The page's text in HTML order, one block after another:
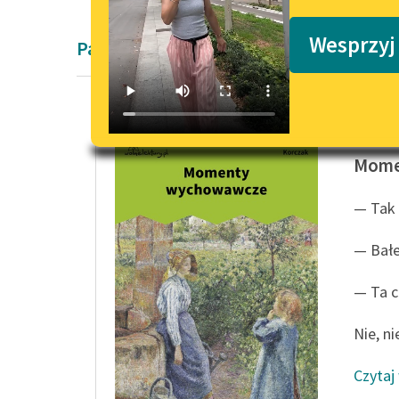
Pamiętnik Janusza Korczaka
— Tak
—
— Ta
Nie,
Czytaj